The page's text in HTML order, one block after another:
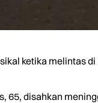
ketika melintas
65, disahkan